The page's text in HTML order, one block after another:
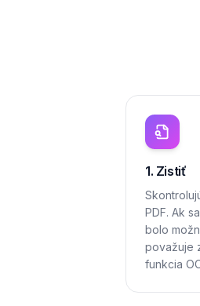
1. Zistiť
PDF. Ak
bolo
považuje
funkcia